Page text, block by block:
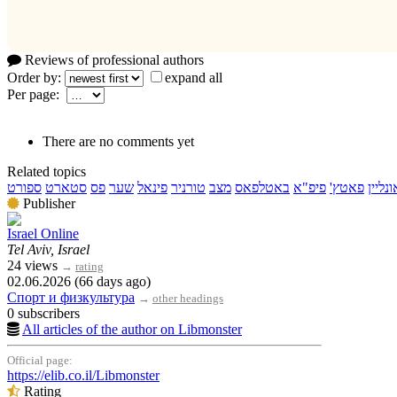
Reviews of professional authors
Order by:
expand all
Per page:
There are no comments yet
Related topics
פאטץ' פיפ"א באטלפאס מצב טורניר פינאל שער פס סטארט ספורט
Publisher
Israel Online
Tel Aviv, Israel
24 views → rating
02.06.2026 (66 days ago)
Спорт и физкультура → other headings
0 subscribers
All articles of the author on Libmonster
Official page:
https://elib.co.il/Libmonster
Rating